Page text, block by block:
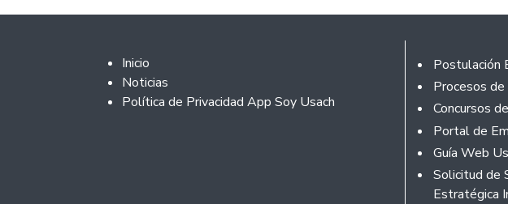
Footer 2
Inicio
Noticias
Política de Privacidad App Soy Usach
Footer
Postulación
Procesos
Concursos
Portal de
Guía Web
Solicitud de
Estratégica